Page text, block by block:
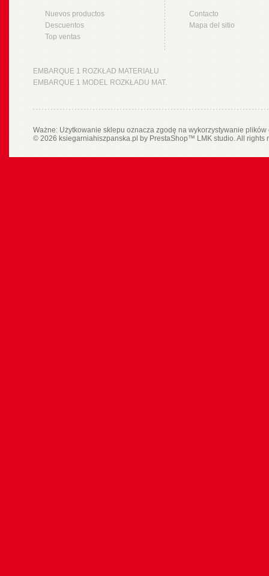
Nuevos productos
Descuentos
Top ventas
Contacto
Mapa del sitio
EMBARQUE 1 ROZKŁAD MATERIAŁU
EMBARQUE 1 MODEL ROZKŁADU MAT.
Ważne: Użytkowanie sklepu oznacza zgodę na wykorzystywanie
© 2026 ksiegarniahiszpanska.pl by PrestaShop™ LMK studio. All rights